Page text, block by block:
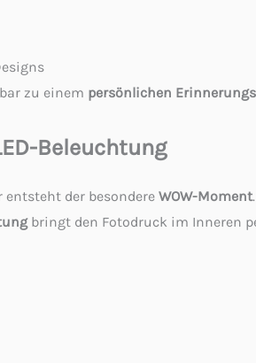
zu einem persönlichen
Beleuchtung
entsteht der besondereWOW-Moment.
bringt den Fotodruck im Inneren